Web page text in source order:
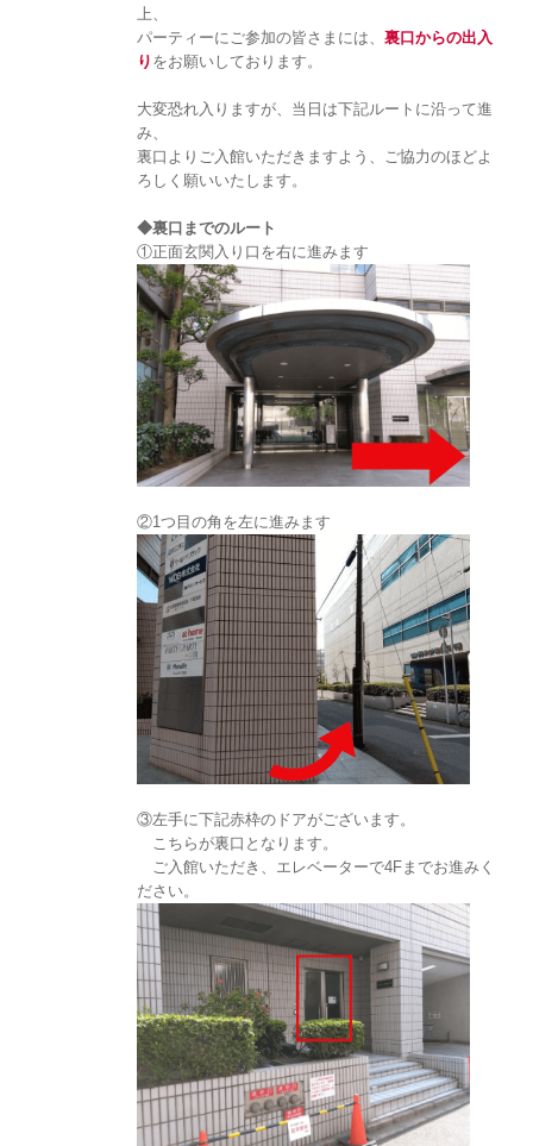
上、
パーティーにご参加の皆さまには、 裏口からの出入
り をお願いしております。
大変恐れ入りますが、当日は下記ルートに沿って進
み、
裏口よりご入館いただきますよう、ご協力のほどよ
ろしく願いいたします。
◆裏口までのルート
①正面玄関入り口を右に進みます
②1つ目の角を左に進みます
③左手に下記赤枠のドアがございます。
こちらが裏口となります。
ご入館いただき、エレベーターで4Fまでお進みく
ださい。